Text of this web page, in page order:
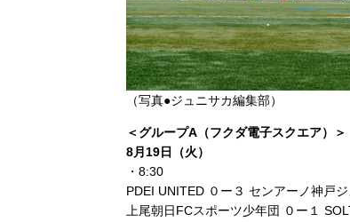
（写真●ジュニサカ編集部）
＜グループA（フクダ電子スクエア）＞
8月19日（火）
・8:30
PDEI UNITED ０ー３ センアーノ神戸ジ
上尾朝日FCスポーツ少年団 ０ー１